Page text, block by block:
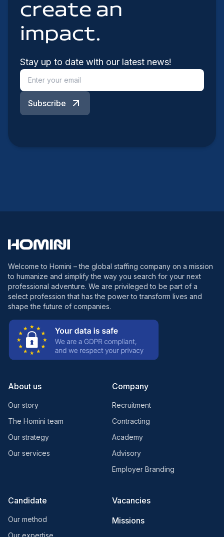
create an
impact.
Stay up to date with our latest news!
Subscribe
Welcome to Homini – the global staffing company on a mission
to humanize and simplify the way you search for your next
professional adventure. We are privileged to be part of a
select profession that has the power to transform lives and
shape the future of companies.
About us
Our story
The Homini team
Our strategy
Our services
Company
Recruitment
Contracting
Academy
Advisory
Employer Branding
Candidate
Our method
Our expertise
Vacancies
Missions